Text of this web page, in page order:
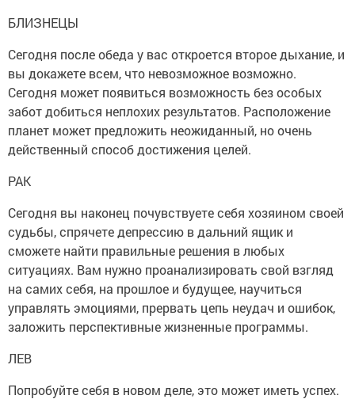
БЛИЗНЕЦЫ
Сегодня после обеда у вас откроется второе дыхание, и
вы докажете всем, что невозможное возможно.
Сегодня может появиться возможность без особых
забот добиться неплохих результатов. Расположение
планет может предложить неожиданный, но очень
действенный способ достижения целей.
РАК
Сегодня вы наконец почувствуете себя хозяином своей
судьбы, спрячете депрессию в дальний ящик и
сможете найти правильные решения в любых
ситуациях. Вам нужно проанализировать свой взгляд
на самих себя, на прошлое и будущее, научиться
управлять эмоциями, прервать цепь неудач и ошибок,
заложить перспективные жизненные программы.
ЛЕВ
Попробуйте себя в новом деле, это может иметь успех.